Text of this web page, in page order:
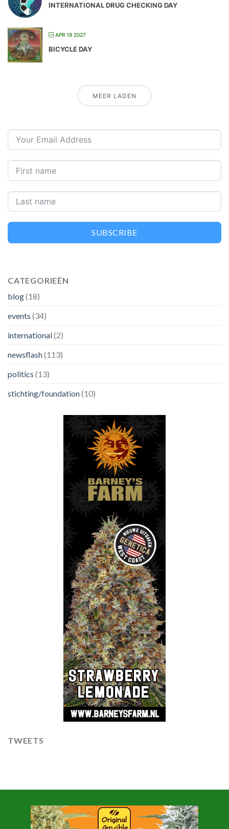
INTERNATIONAL DRUG CHECKING DAY
APR 19 2027
BICYCLE DAY
MEER LADEN
SUBSCRIBE
CATEGORIEËN
blog(18)
events (34)
international(2)
newsflash(113)
politics (13)
stichting/foundation(10)
TWEETS